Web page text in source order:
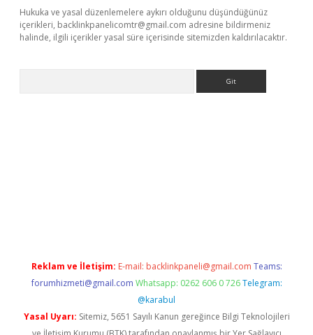
Hukuka ve yasal düzenlemelere aykırı olduğunu düşündüğünüz
içerikleri, backlinkpanelicomtr@gmail.com adresine bildirmeniz
halinde, ilgili içerikler yasal süre içerisinde sitemizden kaldırılacaktır.
Reklam ve İletişim: E-mail: backlinkpaneli@gmail.com Teams:
forumhizmeti@gmail.com Whatsapp: 0262 606 0 726 Telegram:
@karabul
Yasal Uyarı: Sitemiz, 5651 Sayılı Kanun gereğince Bilgi Teknolojileri